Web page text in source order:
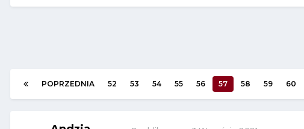
POPRZEDNIA 52 53 54 55 56 57 58 59 60